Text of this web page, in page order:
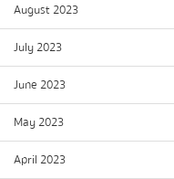
August 2023
July 2023
June 2023
May 2023
April 2023